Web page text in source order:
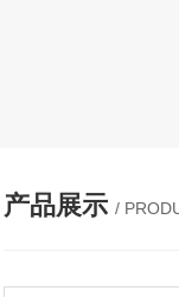
产品展示 /